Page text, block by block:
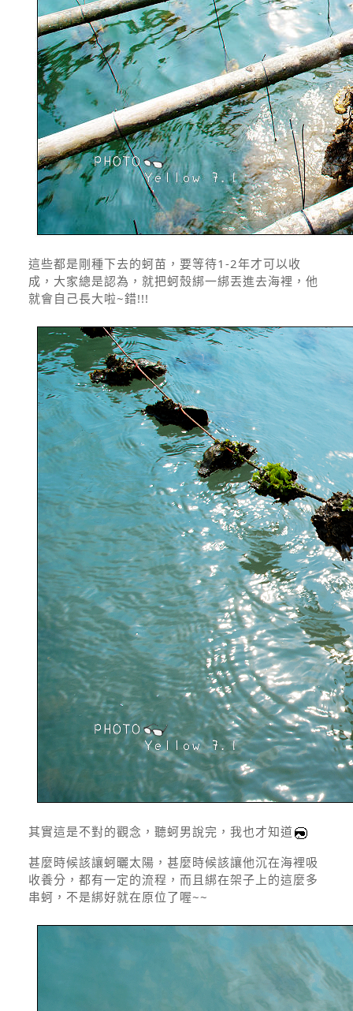
這些都是剛種下去的蚵苗，要等待1-2年才可以收
成，大家總是認為，就把蚵殼綁一綁丟進去海裡，他
就會自己長大啦~錯!!!
其實這是不對的觀念，聽蚵男說完，我也才知道
甚麼時候該讓蚵曬太陽，甚麼時候該讓他沉在海裡吸
收養分，都有一定的流程，而且綁在架子上的這麼多
串蚵，不是綁好就在原位了喔~~